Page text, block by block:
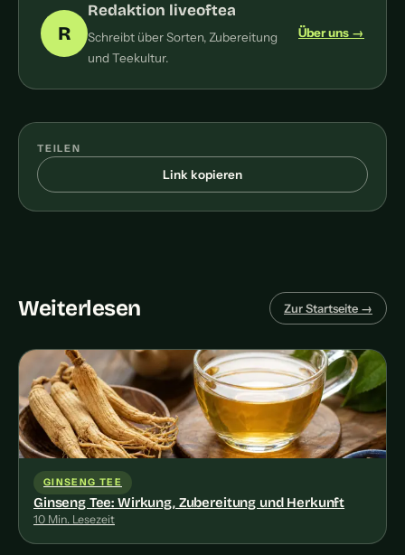
R
Redaktion liveoftea
Schreibt über Sorten, Zubereitung
und Teekultur.
Über uns →
TEILEN
Link kopieren
Weiterlesen Zur Startseite →
GINSENG TEE
Ginseng Tee: Wirkung, Zubereitung und Herkunft
10 Min. Lesezeit